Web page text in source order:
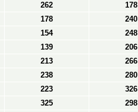
262 178
178 240
154 248
139 206
213 266
238 280
223 326
325 298